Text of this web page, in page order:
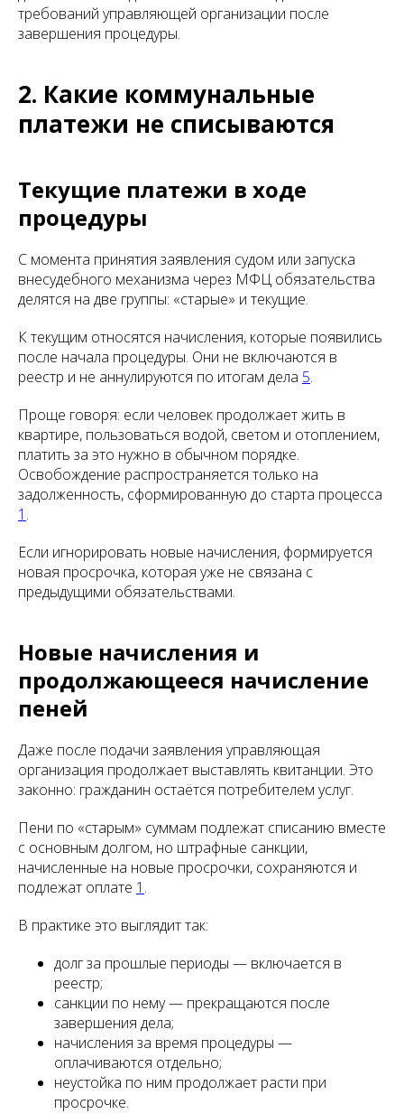
требований управляющей организации после
завершения процедуры.
2. Какие коммунальные
платежи не списываются
Текущие платежи в ходе
процедуры
С момента принятия заявления судом или запуска
внесудебного механизма через МФЦ обязательства
делятся на две группы: «старые» и текущие.
К текущим относятся начисления, которые появились
после начала процедуры. Они не включаются в
реестр и не аннулируются по итогам дела 5.
Проще говоря: если человек продолжает жить в
квартире, пользоваться водой, светом и отоплением,
платить за это нужно в обычном порядке.
Освобождение распространяется только на
задолженность, сформированную до старта процесса
1 .
Если игнорировать новые начисления, формируется
новая просрочка, которая уже не связана с
предыдущими обязательствами.
Новые начисления и
продолжающееся начисление
пеней
Даже после подачи заявления управляющая
организация продолжает выставлять квитанции. Это
законно: гражданин остаётся потребителем услуг.
Пени по «старым» суммам подлежат списанию вместе
с основным долгом, но штрафные санкции,
начисленные на новые просрочки, сохраняются и
подлежат оплате 1 .
В практике это выглядит так:
долг за прошлые периоды — включается в
реестр;
санкции по нему — прекращаются после
завершения дела;
начисления за время процедуры —
оплачиваются отдельно;
неустойка по ним продолжает расти при
просрочке.